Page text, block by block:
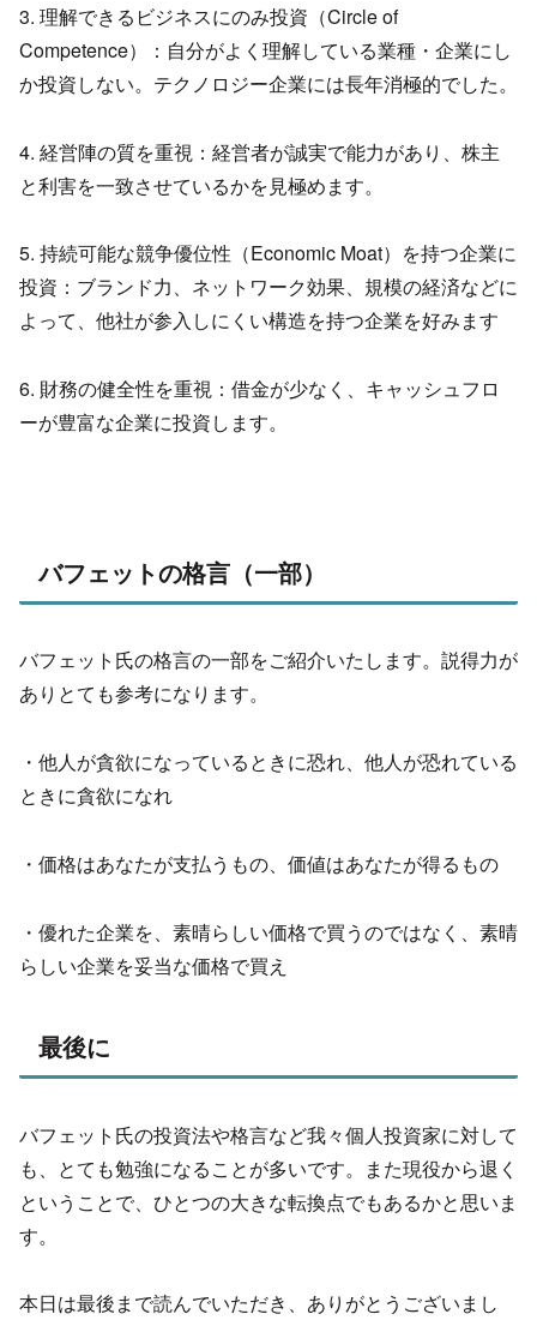
3. 理解できるビジネスにのみ投資（Circle of
Competence）：自分がよく理解している業種・企業にし
か投資しない。テクノロジー企業には長年消極的でした。
4. 経営陣の質を重視：経営者が誠実で能力があり、株主
と利害を一致させているかを見極めます。
5. 持続可能な競争優位性（Economic Moat）を持つ企業に
投資：ブランド力、ネットワーク効果、規模の経済などに
よって、他社が参入しにくい構造を持つ企業を好みます
6. 財務の健全性を重視：借金が少なく、キャッシュフロ
ーが豊富な企業に投資します。
バフェットの格言（一部）
バフェット氏の格言の一部をご紹介いたします。説得力が
ありとても参考になります。
・他人が貪欲になっているときに恐れ、他人が恐れている
ときに貪欲になれ
・価格はあなたが支払うもの、価値はあなたが得るもの
・優れた企業を、素晴らしい価格で買うのではなく、素晴
らしい企業を妥当な価格で買え
最後に
バフェット氏の投資法や格言など我々個人投資家に対して
も、とても勉強になることが多いです。また現役から退く
ということで、ひとつの大きな転換点でもあるかと思いま
す。
本日は最後まで読んでいただき、ありがとうございまし